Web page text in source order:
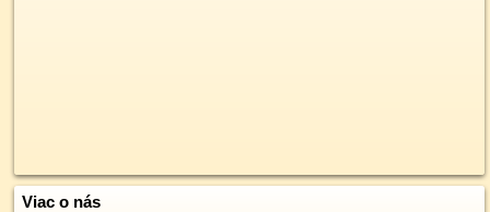
Viac o nás